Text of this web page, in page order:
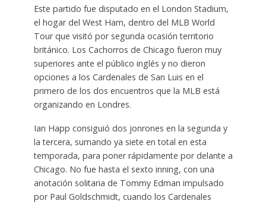
Este partido fue disputado en el London Stadium,
el hogar del West Ham, dentro del MLB World
Tour que visitó por segunda ocasión territorio
británico. Los Cachorros de Chicago fueron muy
superiores ante el público inglés y no dieron
opciones a los Cardenales de San Luis en el
primero de los dos encuentros que la MLB está
organizando en Londres.
Ian Happ consiguió dos jonrones en la segunda y
la tercera, sumando ya siete en total en esta
temporada, para poner rápidamente por delante a
Chicago. No fue hasta el sexto inning, con una
anotación solitaria de Tommy Edman impulsado
por Paul Goldschmidt, cuando los Cardenales